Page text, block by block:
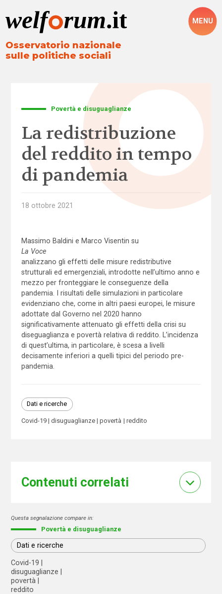
Osservatorio nazionale
sulle politiche sociali
MENU
Povertà e disuguaglianze
La redistribuzione
del reddito in tempo
di pandemia
18 ottobre 2021
Massimo Baldini e Marco Visentin su
La Voce
analizzano gli effetti delle misure redistributive
strutturali ed emergenziali, introdotte nell’ultimo anno e
mezzo per fronteggiare le conseguenze della
pandemia. I risultati delle simulazioni in particolare
evidenziano che, come in altri paesi europei, le misure
adottate dal Governo nel 2020 hanno
significativamente attenuato gli effetti della crisi su
diseguaglianza e povertà relativa di reddito. L’incidenza
di quest’ultima, in particolare, è scesa a livelli
decisamente inferiori a quelli tipici del periodo pre-
pandemia.
Dati e ricerche
Covid-19 disuguaglianze povertà reddito
Contenuti correlati
Questa segnalazione compare in:
Povertà e disuguaglianze
Dati e ricerche
Covid-19
disuguaglianze
povertà
reddito